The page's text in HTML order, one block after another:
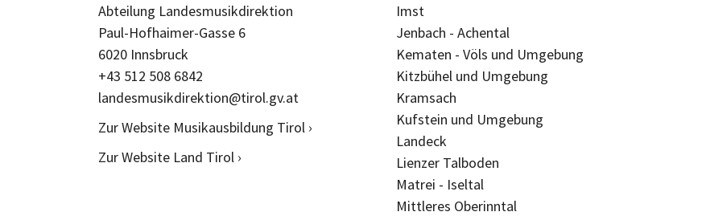
Abteilung Landesmusikdirektion
Paul-Hofhaimer-Gasse 6
6020 Innsbruck
+43 512 508 6842
landesmusikdirektion@tirol.gv.at
Zur Website Musikausbildung Tirol ›
Zur Website Land Tirol ›
Imst
Jenbach - Achental
Kematen - Völs und Umgebung
Kitzbühel und Umgebung
Kramsach
Kufstein und Umgebung
Landeck
Lienzer Talboden
Matrei - Iseltal
Mittleres Oberinntal